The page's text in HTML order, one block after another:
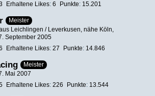
Erhaltene Likes 6 Punkte 15.201
Meister
Leichlingen / Leverkusen, nähe Köln
September 2005
Erhaltene Likes 27 Punkte 14.846
Meister
Mai 2007
Erhaltene Likes 226 Punkte 13.544